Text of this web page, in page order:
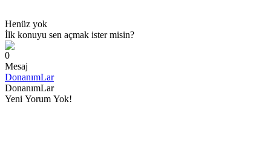
Henüz yok
İlk konuyu sen açmak ister misin?
0
Mesaj
DonanımLar
DonanımLar
Yeni Yorum Yok!